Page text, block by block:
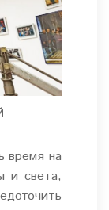
время на
и света,